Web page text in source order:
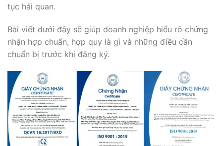
tục hải quan.
Bài viết dưới đây sẽ giúp doanh nghiệp hiểu rõ chứng
nhận hợp chuẩn, hợp quy là gì và những điều cần
chuẩn bị trước khi đăng ký.